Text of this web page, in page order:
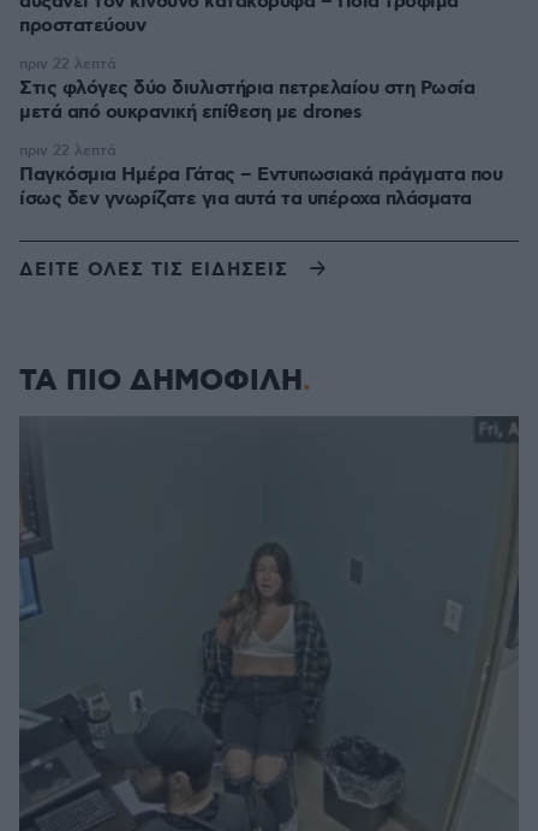
προστατεύουν
Στις φλόγες δύο διυλιστήρια πετρελαίου στη Ρωσία
μετά από ουκρανική επίθεση με drones
πριν 22 λεπτά
Παγκόσμια Ημέρα Γάτας – Εντυπωσιακά πράγματα που
ίσως δεν γνωρίζατε για αυτά τα υπέροχα πλάσματα
πριν 22 λεπτά
ΔΕΙΤΕ ΟΛΕΣ ΤΙΣ ΕΙΔΗΣΕΙΣ
ΤΑ ΠΙΟ ΔΗΜΟΦΙΛΗ